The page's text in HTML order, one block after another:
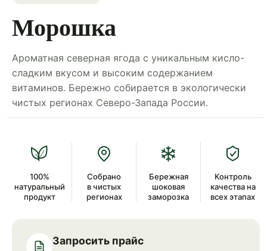
Морошка
Ароматная северная ягода с уникальным кисло-
сладким вкусом и высоким содержанием
витаминов. Бережно собирается в экологически
чистых регионах Северо-Запада России.
100%
натуральный
продукт
Собрано
в чистых
регионах
Бережная
шоковая
заморозка
Контроль
качества на
всех этапах
Запросить прайс